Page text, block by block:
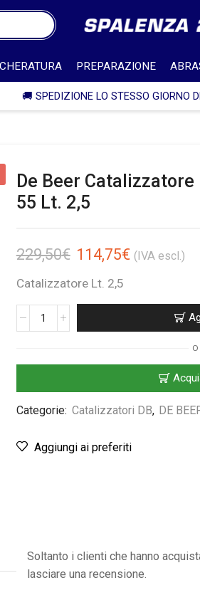
PREPARAZIONE
🎁 SPEDIZIONE
De Beer
55 Lt. 2,5
229,50€ 114,75€ (IVA escl.)
Catalizzatore Lt. 2,5
O
Categorie: Catalizzatori DB, DE
Aggiungi ai preferiti
Soltanto i clienti che hanno
lasciare una recensione.